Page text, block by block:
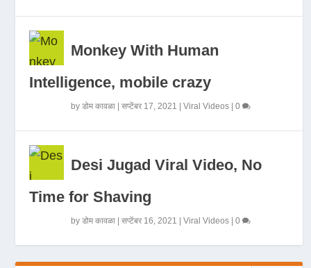
Monkey With Human
Intelligence, mobile crazy
byडोम कावळा |सप्टेंबर 17, 2021 |Viral Videos |0
Desi Jugad Viral Video, No
Time for Shaving
byडोम कावळा |सप्टेंबर 16, 2021 |Viral Videos |0